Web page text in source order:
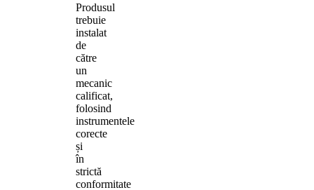
Produsul
trebuie
instalat
de
către
un
mecanic
calificat,
folosind
instrumentele
corecte
și
în
strictă
conformitate